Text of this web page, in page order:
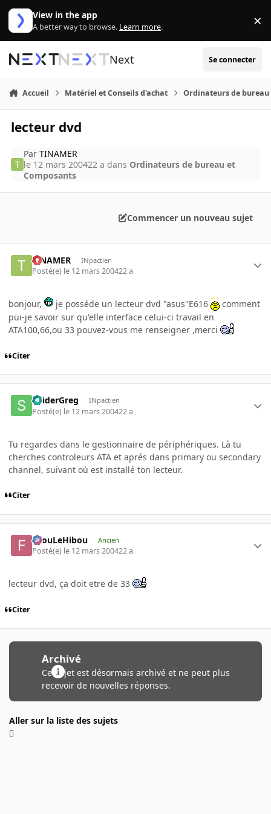
Aller au contenu
View in the app
A better way to browse. Learn more. ×
Next Se connecter
Accueil Matériel et Conseils d'achat Ordinateurs de bureau
lecteur dvd
ParTINAMER
le 12 mars 200422 a dans Ordinateurs de bureau et
Composants
Commencer un nouveau sujet
TINAMER INpactien
Posté(e) le 12 mars 200422 a
bonjour, je posséde un lecteur dvd "asus"E616
comment
pui-je savoir sur qu'elle interface celui-ci travail en
ATA100,66,ou 33 pouvez-vous me renseigner ,merci
Citer
SpiderGreg INpactien
Posté(e) le 12 mars 200422 a
Tu regardes dans le gestionnaire de périphériques. Là tu
cherches controleurs ATA et aprés dans primary ou secondary
channel, suivant où est installé ton lecteur.
Citer
FilouLeHibou Ancien
Posté(e) le 12 mars 200422 a
lecteur dvd, ça doit etre de 33
Citer
Archivé
Ce sujet est désormais archivé et ne peut plus
recevoir de nouvelles réponses.
Aller sur la liste des sujets